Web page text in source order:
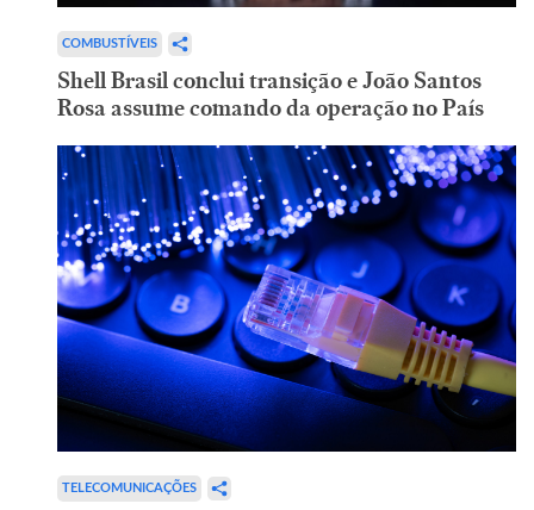
COMBUSTÍVEIS
Shell Brasil conclui transição e João Santos
Rosa assume comando da operação no País
TELECOMUNICAÇÕES